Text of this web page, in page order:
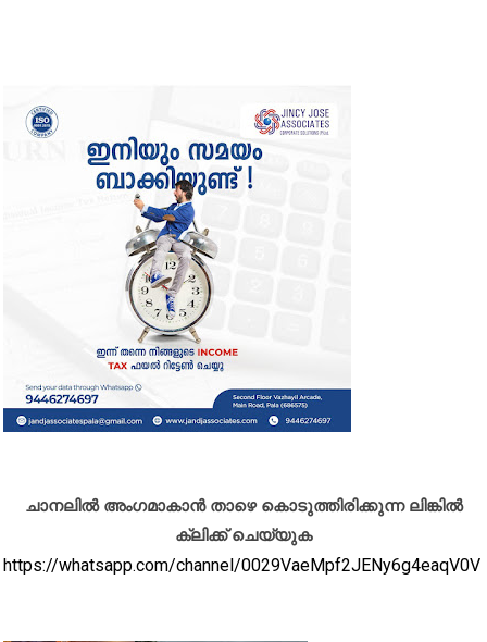
ചാനലിൽ അംഗമാകാൻ താഴെ കൊടുത്തിരിക്കുന്ന ലിങ്കിൽ
ക്ലിക്ക് ചെയ്യുക
https://whatsapp.com/channel/0029VaeMpf2JENy6g4eaqV0V